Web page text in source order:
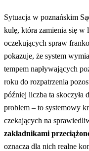
Sytuacja w poznańskim
kulę, która zamienia się w
oczekujących spraw
pokazuje, że system
tempem napływających
roku do rozpatrzenia
później liczba ta skoczyła
problem – to systemowy
czekających na
zakładnikami
oznacza dla nich realne